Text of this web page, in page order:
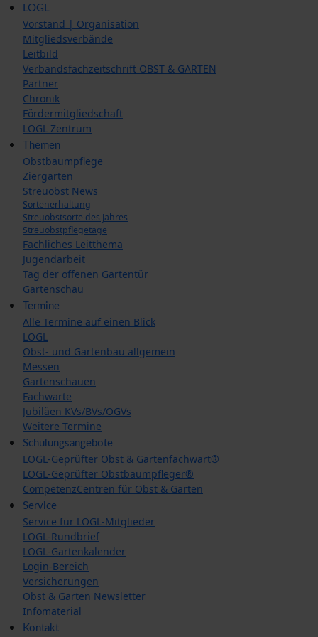
LOGL
Vorstand | Organisation
Mitgliedsverbände
Leitbild
Verbandsfachzeitschrift OBST & GARTEN
Partner
Chronik
Fördermitgliedschaft
LOGL Zentrum
Themen
Obstbaumpflege
Ziergarten
Streuobst News
Sortenerhaltung
Streuobstsorte des Jahres
Streuobstpflegetage
Fachliches Leitthema
Jugendarbeit
Tag der offenen Gartentür
Gartenschau
Termine
Alle Termine auf einen Blick
LOGL
Obst- und Gartenbau allgemein
Messen
Gartenschauen
Fachwarte
Jubiläen KVs/BVs/OGVs
Weitere Termine
Schulungsangebote
LOGL-Geprüfter Obst & Gartenfachwart®
LOGL-Geprüfter Obstbaumpfleger®
CompetenzCentren für Obst & Garten
Service
Service für LOGL-Mitglieder
LOGL-Rundbrief
LOGL-Gartenkalender
Login-Bereich
Versicherungen
Obst & Garten Newsletter
Infomaterial
Kontakt